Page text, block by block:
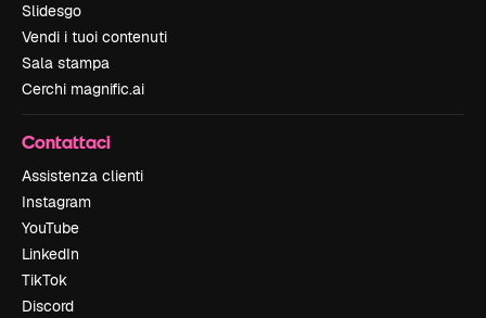
Slidesgo
Vendi i tuoi contenuti
Sala stampa
Cerchi magnific.ai
Contattaci
Assistenza clienti
Instagram
YouTube
LinkedIn
TikTok
Discord